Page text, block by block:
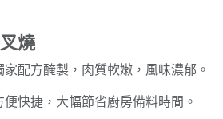
燒
配方醃製，肉質軟嫩，風味濃郁。
快捷，大幅節省廚房備料時間。